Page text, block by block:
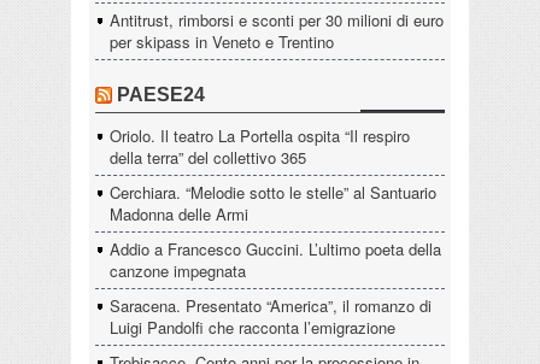
Antitrust, rimborsi e sconti per 30 milioni di euro
per skipass in Veneto e Trentino
PAESE24
Oriolo. Il teatro La Portella ospita “Il respiro
della terra” del collettivo 365
Cerchiara. “Melodie sotto le stelle” al Santuario
Madonna delle Armi
Addio a Francesco Guccini. L’ultimo poeta della
canzone impegnata
Saracena. Presentato “America”, il romanzo di
Luigi Pandolfi che racconta l’emigrazione